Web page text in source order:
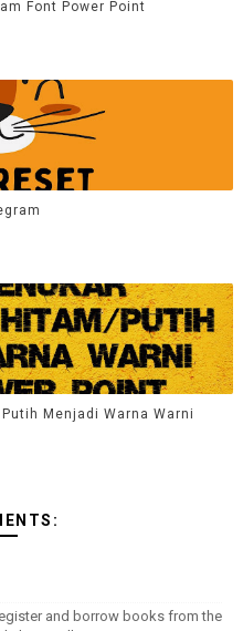
Font Power Point
Menjadi Warna Warni
and borrow books from the